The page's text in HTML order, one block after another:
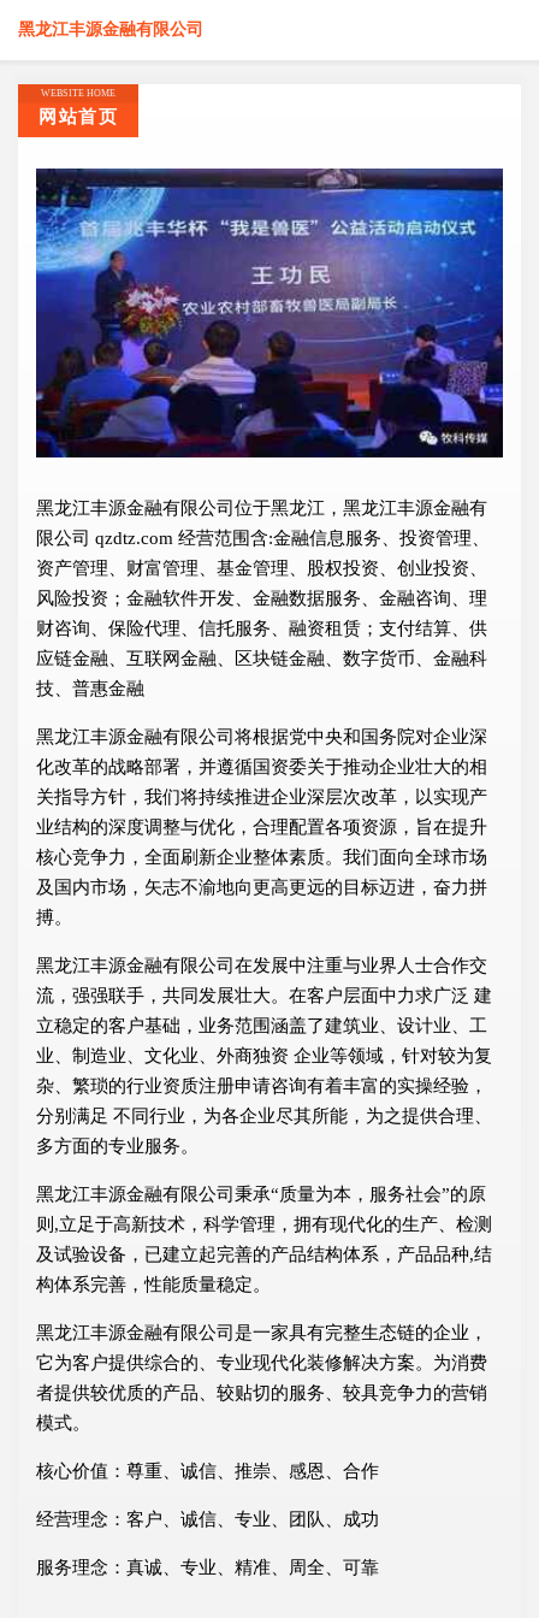
黑龙江丰源金融有限公司
WEBSITE HOME
网站首页
黑龙江丰源金融有限公司位于黑龙江，黑龙江丰源金融有
限公司 qzdtz.com 经营范围含:金融信息服务、投资管理、
资产管理、财富管理、基金管理、股权投资、创业投资、
风险投资；金融软件开发、金融数据服务、金融咨询、理
财咨询、保险代理、信托服务、融资租赁；支付结算、供
应链金融、互联网金融、区块链金融、数字货币、金融科
技、普惠金融
黑龙江丰源金融有限公司将根据党中央和国务院对企业深
化改革的战略部署，并遵循国资委关于推动企业壮大的相
关指导方针，我们将持续推进企业深层次改革，以实现产
业结构的深度调整与优化，合理配置各项资源，旨在提升
核心竞争力，全面刷新企业整体素质。我们面向全球市场
及国内市场，矢志不渝地向更高更远的目标迈进，奋力拼
搏。
黑龙江丰源金融有限公司在发展中注重与业界人士合作交
流，强强联手，共同发展壮大。在客户层面中力求广泛 建
立稳定的客户基础，业务范围涵盖了建筑业、设计业、工
业、制造业、文化业、外商独资 企业等领域，针对较为复
杂、繁琐的行业资质注册申请咨询有着丰富的实操经验，
分别满足 不同行业，为各企业尽其所能，为之提供合理、
多方面的专业服务。
黑龙江丰源金融有限公司秉承“质量为本，服务社会”的原
则,立足于高新技术，科学管理，拥有现代化的生产、检测
及试验设备，已建立起完善的产品结构体系，产品品种,结
构体系完善，性能质量稳定。
黑龙江丰源金融有限公司是一家具有完整生态链的企业，
它为客户提供综合的、专业现代化装修解决方案。为消费
者提供较优质的产品、较贴切的服务、较具竞争力的营销
模式。
核心价值：尊重、诚信、推崇、感恩、合作
经营理念：客户、诚信、专业、团队、成功
服务理念：真诚、专业、精准、周全、可靠